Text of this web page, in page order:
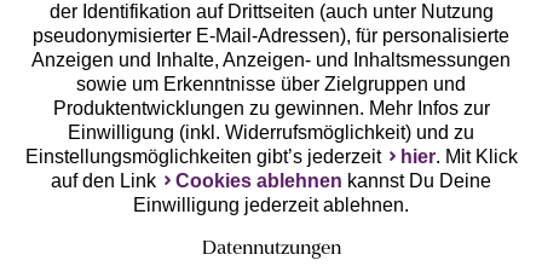
Unsere Apps
der Identifikation auf Drittseiten (auch unter Nutzung
pseudonymisierter E-Mail-Adressen), für personalisierte
Anzeigen und Inhalte, Anzeigen- und Inhaltsmessungen
sowie um Erkenntnisse über Zielgruppen und
Produktentwicklungen zu gewinnen. Mehr Infos zur
Einwilligung (inkl. Widerrufsmöglichkeit) und zu
Einstellungsmöglichkeiten gibt’s jederzeit
hier. Mit Klick
auf den Link
Cookies ablehnen kannst Du Deine
Einwilligung jederzeit ablehnen.
Datennutzungen